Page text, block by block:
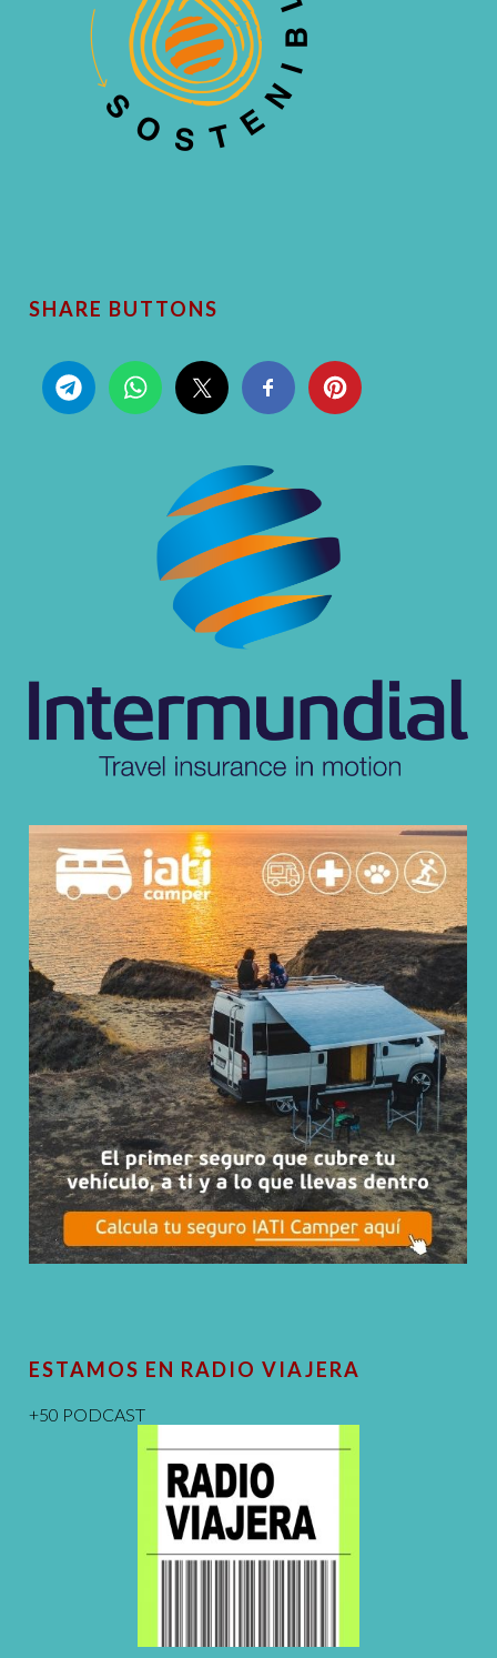
SHARE BUTTONS
ESTAMOS EN RADIO VIAJERA
+50 PODCAST